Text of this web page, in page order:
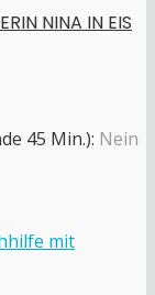
NINA IN EIS
45 Min.): Nein